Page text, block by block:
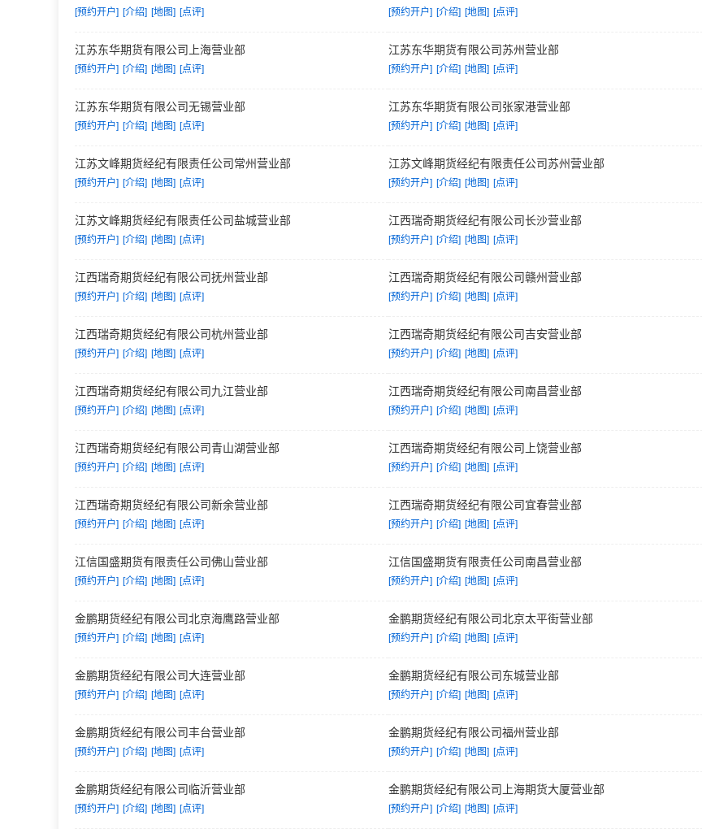
[预约开户] [介绍] [地图] [点评] [预约开户] [介绍] [地图] [点评]
江苏东华期货有限公司上海营业部
[预约开户] [介绍] [地图] [点评]
江苏东华期货有限公司苏州营业部
[预约开户] [介绍] [地图] [点评]
江苏东华期货有限公司无锡营业部
[预约开户] [介绍] [地图] [点评]
江苏东华期货有限公司张家港营业部
[预约开户] [介绍] [地图] [点评]
江苏文峰期货经纪有限责任公司常州营业部
[预约开户] [介绍] [地图] [点评]
江苏文峰期货经纪有限责任公司苏州营业部
[预约开户] [介绍] [地图] [点评]
江苏文峰期货经纪有限责任公司盐城营业部
[预约开户] [介绍] [地图] [点评]
江西瑞奇期货经纪有限公司长沙营业部
[预约开户] [介绍] [地图] [点评]
江西瑞奇期货经纪有限公司抚州营业部
[预约开户] [介绍] [地图] [点评]
江西瑞奇期货经纪有限公司赣州营业部
[预约开户] [介绍] [地图] [点评]
江西瑞奇期货经纪有限公司杭州营业部
[预约开户] [介绍] [地图] [点评]
江西瑞奇期货经纪有限公司吉安营业部
[预约开户] [介绍] [地图] [点评]
江西瑞奇期货经纪有限公司九江营业部
[预约开户] [介绍] [地图] [点评]
江西瑞奇期货经纪有限公司南昌营业部
[预约开户] [介绍] [地图] [点评]
江西瑞奇期货经纪有限公司青山湖营业部
[预约开户] [介绍] [地图] [点评]
江西瑞奇期货经纪有限公司上饶营业部
[预约开户] [介绍] [地图] [点评]
江西瑞奇期货经纪有限公司新余营业部
[预约开户] [介绍] [地图] [点评]
江西瑞奇期货经纪有限公司宜春营业部
[预约开户] [介绍] [地图] [点评]
江信国盛期货有限责任公司佛山营业部
[预约开户] [介绍] [地图] [点评]
江信国盛期货有限责任公司南昌营业部
[预约开户] [介绍] [地图] [点评]
金鹏期货经纪有限公司北京海鹰路营业部
[预约开户] [介绍] [地图] [点评]
金鹏期货经纪有限公司北京太平街营业部
[预约开户] [介绍] [地图] [点评]
金鹏期货经纪有限公司大连营业部
[预约开户] [介绍] [地图] [点评]
金鹏期货经纪有限公司东城营业部
[预约开户] [介绍] [地图] [点评]
金鹏期货经纪有限公司丰台营业部
[预约开户] [介绍] [地图] [点评]
金鹏期货经纪有限公司福州营业部
[预约开户] [介绍] [地图] [点评]
金鹏期货经纪有限公司临沂营业部
[预约开户] [介绍] [地图] [点评]
金鹏期货经纪有限公司上海期货大厦营业部
[预约开户] [介绍] [地图] [点评]